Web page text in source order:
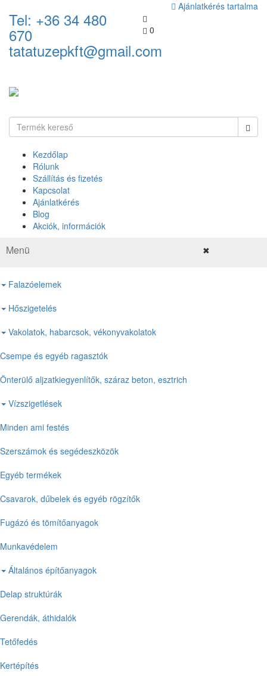
Tel: +36 34 480
670
tatatuzepkft@gmail.com
Ajánlatkérés tartalma
0
Kezdőlap
Rólunk
Szállítás és fizetés
Kapcsolat
Ajánlatkérés
Blog
Akciók, információk
Menü ✖
Falazóelemek
Hőszigetelés
Vakolatok, habarcsok, vékonyvakolatok
Csempe és egyéb ragasztók
Önterülő aljzatkiegyenlítők, száraz beton, esztrich
Vízszigetlések
Minden ami festés
Szerszámok és segédeszközök
Egyéb termékek
Csavarok, dűbelek és egyéb rögzítők
Fugázó és tömítőanyagok
Munkavédelem
Általános építőanyagok
Delap struktúrák
Gerendák, áthidalók
Tetőfedés
Kertépítés